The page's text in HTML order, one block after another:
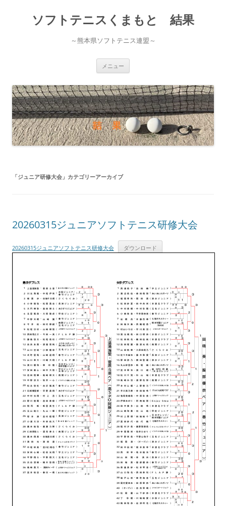
ソフトテニスくまもと 結果
～熊本県ソフトテニス連盟～
メニュー
ン
ツ
へ
ス
キ
ッ
プ
「ジュニア研修大会 」カテゴリーアーカイブ
20260315ジュニアソフトテニス研修大会
20260315ジュニアソフトテニス研修大会 ダウンロード